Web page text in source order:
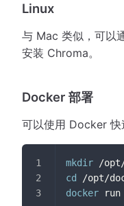
Linux
与 Mac 类似，可以
安装 Chroma。
Docker 部署
可以使用 Docker 快
mkdir /opt/
cd
/opt/
docker run